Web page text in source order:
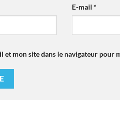
E-mail*
et mon site dans le navigateur pour